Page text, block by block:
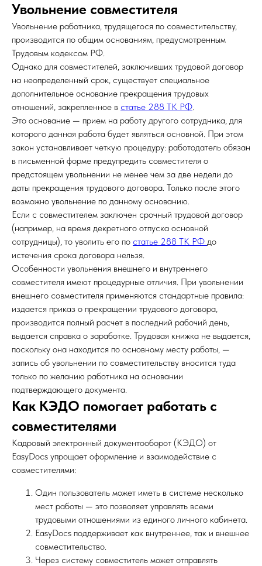
Увольнение совместителя
Увольнение работника, трудящегося по совместительству,
производится по общим основаниям, предусмотренным
Трудовым кодексом РФ.
Однако для совместителей, заключивших трудовой договор
на неопределенный срок, существует специальное
дополнительное основание прекращения трудовых
отношений, закрепленное в статье 288 ТК РФ.
Это основание — прием на работу другого сотрудника, для
которого данная работа будет являться основной. При этом
закон устанавливает четкую процедуру: работодатель обязан
в письменной форме предупредить совместителя о
предстоящем увольнении не менее чем за две недели до
даты прекращения трудового договора. Только после этого
возможно увольнение по данному основанию.
Если с совместителем заключен срочный трудовой договор
(например, на время декретного отпуска основной
сотрудницы), то уволить его по статье 288 ТК РФ до
истечения срока договора нельзя.
Особенности увольнения внешнего и внутреннего
совместителя имеют процедурные отличия. При увольнении
внешнего совместителя применяются стандартные правила:
издается приказ о прекращении трудового договора,
производится полный расчет в последний рабочий день,
выдается справка о заработке. Трудовая книжка не выдается,
поскольку она находится по основному месту работы, —
запись об увольнении по совместительству вносится туда
только по желанию работника на основании
подтверждающего документа.
Как КЭДО помогает работать с
совместителями
Кадровый электронный документооборот (КЭДО) от
EasyDocs упрощает оформление и взаимодействие с
совместителями:
Один пользователь может иметь в системе несколько
мест работы — это позволяет управлять всеми
трудовыми отношениями из единого личного кабинета.
EasyDocs поддерживает как внутреннее, так и внешнее
совместительство.
Через систему совместитель может отправлять